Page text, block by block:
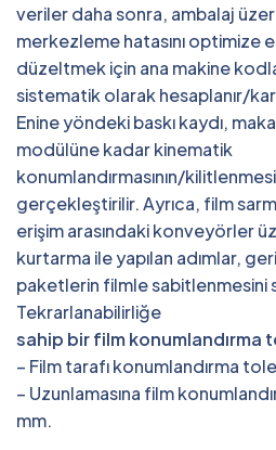
veriler daha sonra, ambalaj
merkezleme hatasını optimize
düzeltmek için ana makine
sistematik olarak hesaplanır/
Enine yöndeki baskı kaydı,
modülüne kadar kinematik
konumlandırmasının/
gerçekleştirilir. Ayrıca, film
erişim arasındaki konveyörler
kurtarma ile yapılan adımlar,
paketlerin filmle sabitlenmesini
Tekrarlanabilirliğe
sahip bir film konumlandırma
– Film tarafı konumlandırma
– Uzunlamasına film
mm.